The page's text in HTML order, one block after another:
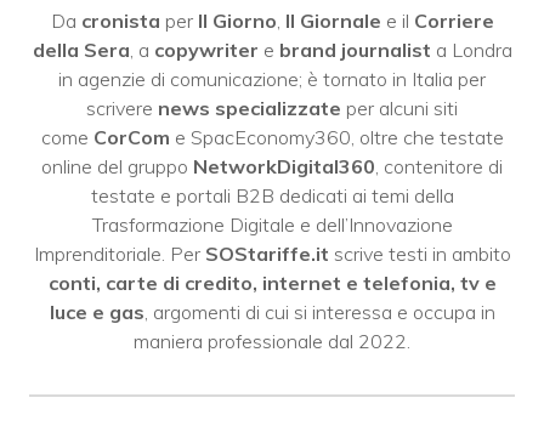
Da cronista per Il Giorno Il Giornale e il Corriere
della Sera , a copywriter e brand journalist a Londra
in agenzie di comunicazione; è tornato in Italia per
scrivere news specializzate per alcuni siti
come CorCom e SpacEconomy360, oltre che testate
online del gruppo NetworkDigital360 , contenitore di
testate e portali B2B dedicati ai temi della
Trasformazione Digitale e dell’Innovazione
Imprenditoriale. Per SOStariffe.it scrive testi in ambito
conti, carte di credito, internet e telefonia, tv e
luce e gas , argomenti di cui si interessa e occupa in
maniera professionale dal 2022.